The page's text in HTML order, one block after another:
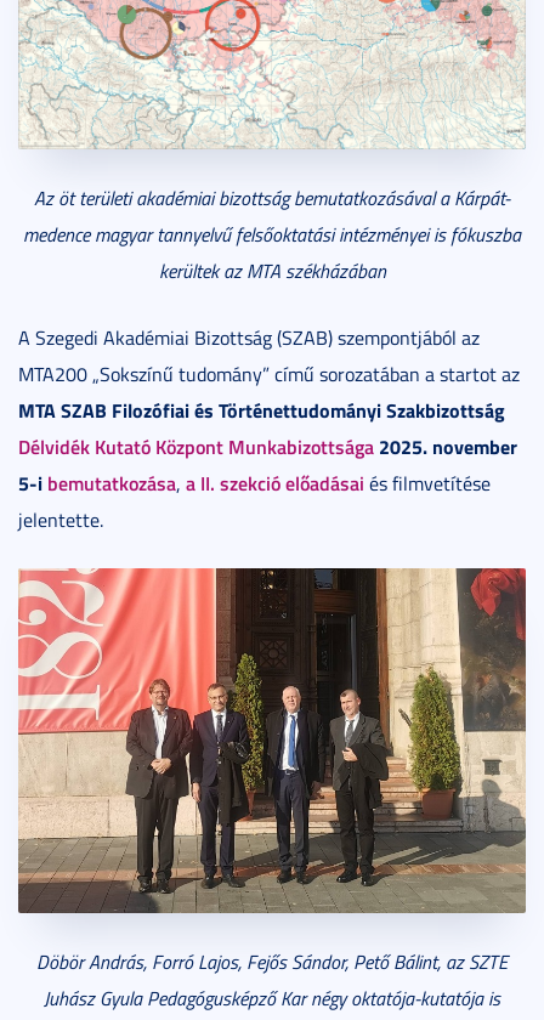
Az öt területi akadémiai bizottság bemutatkozásával a Kárpát-
medence magyar tannyelvű felsőoktatási intézményei is fókuszba
kerültek az MTA székházában
A Szegedi Akadémiai Bizottság (SZAB) szempontjából az
MTA200 „Sokszínű tudomány” című sorozatában a startot az
MTA SZAB Filozófiai és Történettudományi Szakbizottság
Délvidék Kutató Központ Munkabizottsága 2025. november
5-i bemutatkozása, a II. szekció előadásai és filmvetítése
jelentette.
Döbör András, Forró Lajos, Fejős Sándor, Pető Bálint, az SZTE
Juhász Gyula Pedagógusképző Kar négy oktatója-kutatója is